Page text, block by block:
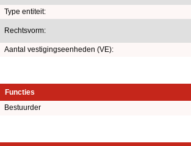
Type entiteit:
Rechtsvorm:
Aantal vestigingseenheden (VE):
Functies
Bestuurder